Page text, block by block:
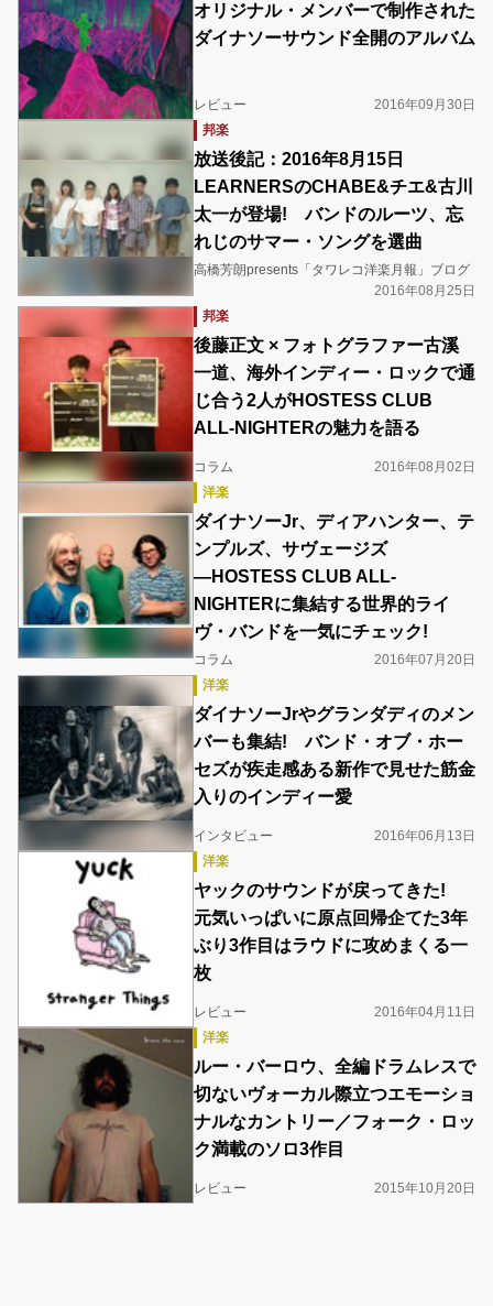
オリジナル・メンバーで制作された
ダイナソーサウンド全開のアルバム
レビュー
2016年09月30日
邦楽
放送後記：2016年8月15日
LEARNERSのCHABE&チエ&古川
太一が登場! バンドのルーツ、忘
れじのサマー・ソングを選曲
高橋芳朗presents「タワレコ洋楽月報」ブログ
2016年08月25日
邦楽
後藤正文 × フォトグラファー古溪
一道、海外インディー・ロックで通
じ合う2人がHOSTESS CLUB
ALL-NIGHTERの魅力を語る
コラム
2016年08月02日
洋楽
ダイナソーJr、ディアハンター、テ
ンプルズ、サヴェージズ
―HOSTESS CLUB ALL-
NIGHTERに集結する世界的ライ
ヴ・バンドを一気にチェック!
コラム
2016年07月20日
洋楽
ダイナソーJrやグランダディのメン
バーも集結! バンド・オブ・ホー
セズが疾走感ある新作で見せた筋金
入りのインディー愛
インタビュー
2016年06月13日
洋楽
ヤックのサウンドが戻ってきた!
元気いっぱいに原点回帰企てた3年
ぶり3作目はラウドに攻めまくる一
枚
レビュー
2016年04月11日
洋楽
ルー・バーロウ、全編ドラムレスで
切ないヴォーカル際立つエモーショ
ナルなカントリー／フォーク・ロッ
ク満載のソロ3作目
レビュー 2015年10月20日